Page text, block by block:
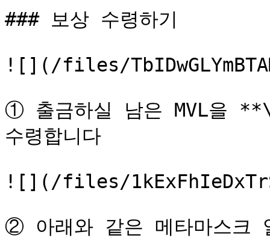
### 보상 수령하기
![](/files/
① 출금하실 남은 MVL을
수령합니다
![](/files/
② 아래와 같은 메타마스크